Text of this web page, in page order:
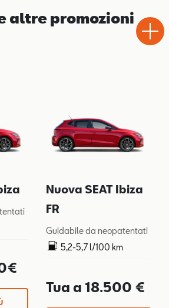
altre promozioni
Nuova SEAT Ibiza
FR
Guidabile da neopatentati
5,2-5,7 l/100 km
Tua a 18.500 €
Drive
Chiama